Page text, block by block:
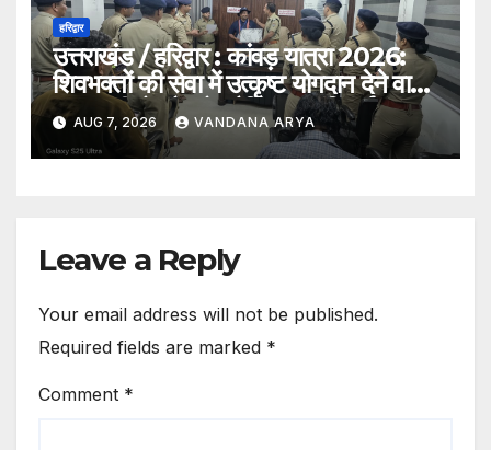
हरिद्वार
उत्तराखंड / हरिद्वार : कांवड़ यात्रा 2026:
शिवभक्तों की सेवा में उत्कृष्ट योगदान देने वाले
एक एसपीओ और दो ट्रैफिक वालंटियर्स
सम्मानित, एसपी देहात ने किया सम्मानित_देखे
विडिओ !!
AUG 7, 2026 VANDANA ARYA
Leave a Reply
Your email address will not be published.
Required fields are marked *
Comment *